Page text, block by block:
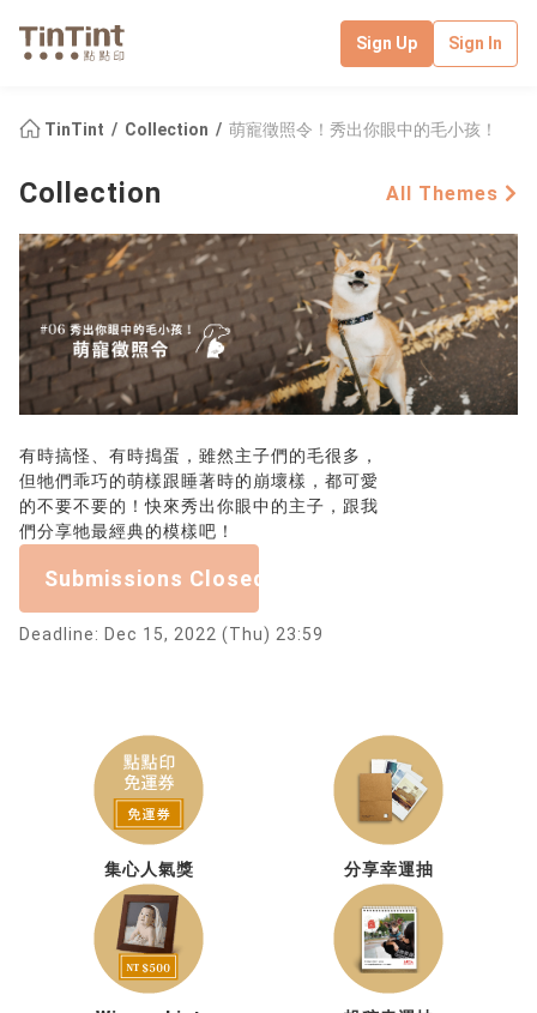
Sign Up Sign In
TinTint Collection 萌寵徵照令！秀出你眼中的毛小孩！
Collection All Themes
有時搞怪、有時搗蛋，雖然主子們的毛很多，
但牠們乖巧的萌樣跟睡著時的崩壞樣，都可愛
的不要不要的！快來秀出你眼中的主子，跟我
們分享牠最經典的模樣吧！
Submissions Closed
Deadline: Dec 15, 2022 (Thu) 23:59
集心人氣獎 分享幸運抽